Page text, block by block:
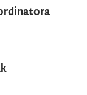
programa